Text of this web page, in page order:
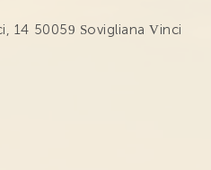
14 50059 Sovigliana Vinci